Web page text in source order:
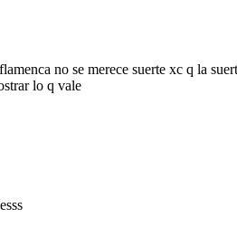
no se merece suerte xc q la
lo q vale